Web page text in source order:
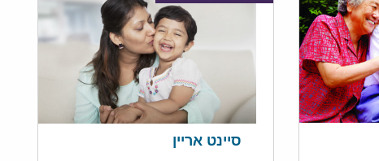
סיינט אריין